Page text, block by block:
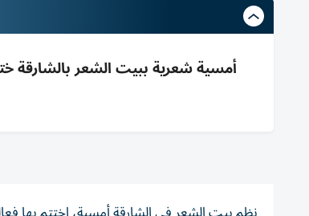
أمسية شعرية ببيت الشعر بالشارقة